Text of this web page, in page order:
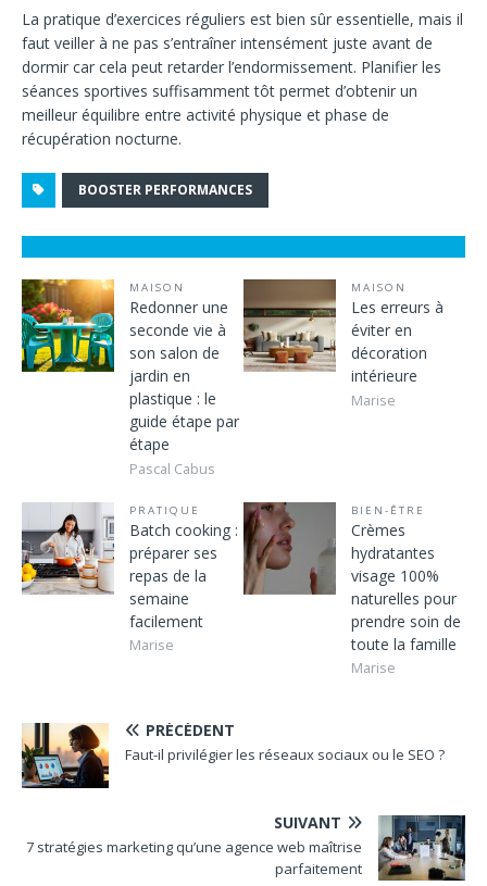
La pratique d’exercices réguliers est bien sûr essentielle, mais il
faut veiller à ne pas s’entraîner intensément juste avant de
dormir car cela peut retarder l’endormissement. Planifier les
séances sportives suffisamment tôt permet d’obtenir un
meilleur équilibre entre activité physique et phase de
récupération nocturne.
BOOSTER PERFORMANCES
MAISON
Redonner une
seconde vie à
son salon de
jardin en
plastique : le
guide étape par
étape
Pascal Cabus
MAISON
Les erreurs à
éviter en
décoration
intérieure
Marise
PRATIQUE
Batch cooking :
préparer ses
repas de la
semaine
facilement
Marise
BIEN-ÊTRE
Crèmes
hydratantes
visage 100%
naturelles pour
prendre soin de
toute la famille
Marise
PRÉCÉDENT
Faut-il privilégier les réseaux sociaux ou le SEO ?
SUIVANT
7 stratégies marketing qu’une agence web maîtrise
parfaitement